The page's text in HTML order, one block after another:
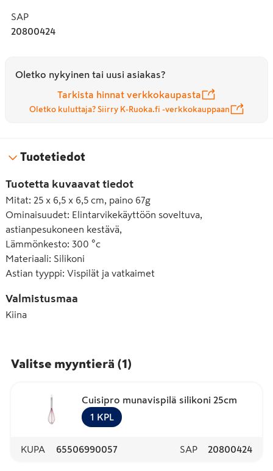
SAP
20800424
Oletko nykyinen tai uusi asiakas?
Tarkista hinnat verkkokaupasta
Oletko kuluttaja? Siirry K-Ruoka.fi -verkkokauppaan
Tuotetiedot
Tuotetta kuvaavat tiedot
Mitat: 25 x 6,5 x 6,5 cm, paino 67g
Ominaisuudet: Elintarvikekäyttöön soveltuva,
astianpesukoneen kestävä,
Lämmönkesto: 300 °c
Materiaali: Silikoni
Astian tyyppi: Vispilät ja vatkaimet
Valmistusmaa
Kiina
Valitse myyntierä (1)
Cuisipro munavispilä silikoni 25cm
1 KPL
KUPA 65506990057 SAP 20800424